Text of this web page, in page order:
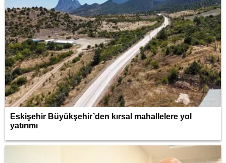
Eskişehir Büyükşehir’den kırsal mahallelere yol
yatırımı